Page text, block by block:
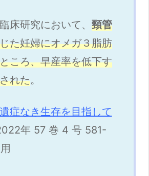
床研究において、 頸管
た妊婦にオメガ３脂肪
ころ、早産率を低下す
れた。
症なき生存を目指して
年 57 巻 4 号 581-